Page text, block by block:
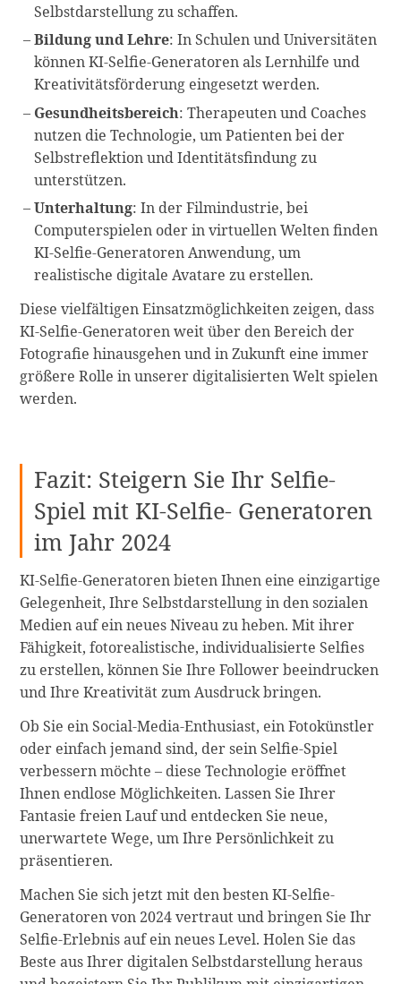
Selbstdarstellung zu schaffen.
Bildung und Lehre: In Schulen und Universitäten
können KI-Selfie-Generatoren als Lernhilfe und
Kreativitätsförderung eingesetzt werden.
Gesundheitsbereich: Therapeuten und Coaches
nutzen die Technologie, um Patienten bei der
Selbstreflektion und Identitätsfindung zu
unterstützen.
Unterhaltung: In der Filmindustrie, bei
Computerspielen oder in virtuellen Welten finden
KI-Selfie-Generatoren Anwendung, um
realistische digitale Avatare zu erstellen.
Diese vielfältigen Einsatzmöglichkeiten zeigen, dass
KI-Selfie-Generatoren weit über den Bereich der
Fotografie hinausgehen und in Zukunft eine immer
größere Rolle in unserer digitalisierten Welt spielen
werden.
Fazit: Steigern Sie Ihr Selfie-
Spiel mit KI-Selfie- Generatoren
im Jahr 2024
KI-Selfie-Generatoren bieten Ihnen eine einzigartige
Gelegenheit, Ihre Selbstdarstellung in den sozialen
Medien auf ein neues Niveau zu heben. Mit ihrer
Fähigkeit, fotorealistische, individualisierte Selfies
zu erstellen, können Sie Ihre Follower beeindrucken
und Ihre Kreativität zum Ausdruck bringen.
Ob Sie ein Social-Media-Enthusiast, ein Fotokünstler
oder einfach jemand sind, der sein Selfie-Spiel
verbessern möchte – diese Technologie eröffnet
Ihnen endlose Möglichkeiten. Lassen Sie Ihrer
Fantasie freien Lauf und entdecken Sie neue,
unerwartete Wege, um Ihre Persönlichkeit zu
präsentieren.
Machen Sie sich jetzt mit den besten KI-Selfie-
Generatoren von 2024 vertraut und bringen Sie Ihr
Selfie-Erlebnis auf ein neues Level. Holen Sie das
Beste aus Ihrer digitalen Selbstdarstellung heraus